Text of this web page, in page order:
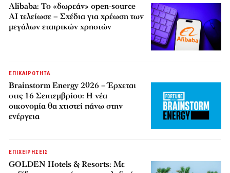
Alibaba: Το «δωρεάν» open-source
AI τελείωσε – Σχέδια για χρέωση των
μεγάλων εταιρικών χρηστών
ΕΠΙΚΑΙΡΟΤΗΤΑ
Brainstorm Energy 2026 – Έρχεται
στις 16 Σεπτεμβρίου: Η νέα
οικονομία θα χτιστεί πάνω στην
ενέργεια
ΕΠΙΧΕΙΡΗΣΕΙΣ
GOLDEN Hotels & Resorts: Με